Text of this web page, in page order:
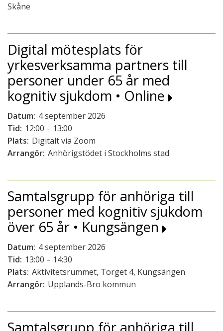
Skåne
Digital mötesplats för
yrkesverksamma partners till
personer under 65 år med
kognitiv sjukdom • Online
Datum: 4 september 2026
Tid: 12:00 – 13:00
Plats: Digitalt via Zoom
Arrangör: Anhörigstödet i Stockholms stad
Samtalsgrupp för anhöriga till
personer med kognitiv sjukdom
över 65 år • Kungsängen
Datum: 4 september 2026
Tid: 13:00 – 14:30
Plats: Aktivitetsrummet, Torget 4, Kungsängen
Arrangör: Upplands-Bro kommun
Samtalsgrupp för anhöriga till